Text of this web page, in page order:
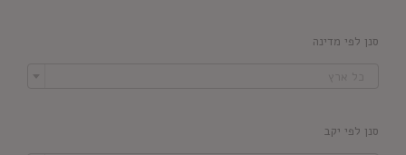
סנן לפי מדינה
סנן לפי יקב